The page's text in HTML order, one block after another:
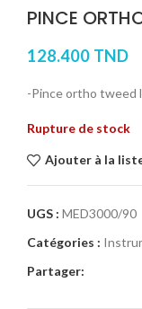
PINCE
128.400 TND
-Pince ortho tweed
Rupture de stock
Ajouter à la
UGS : MED3000/90
Catégories :
Partager: